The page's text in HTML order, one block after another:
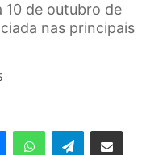
10 de outubro de
nas principais
MessengerWhatsAppTelegramCompartilhar via e-mail